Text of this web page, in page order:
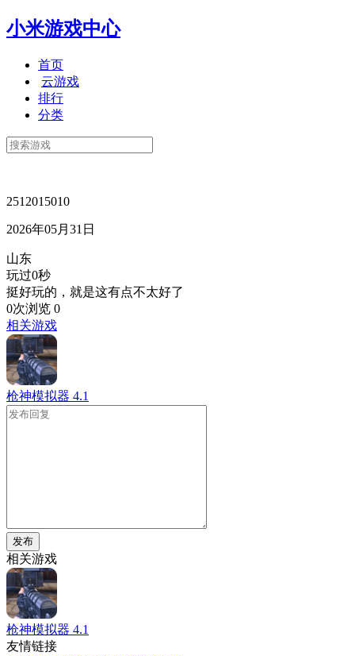
小米游戏中心
首页
云游戏
排行
分类
2512015010
2026年05月31日
山东
玩过0秒
挺好玩的，就是这有点不太好了
0次浏览 0
相关游戏
枪神模拟器 4.1
发布
相关游戏
枪神模拟器 4.1
友情链接